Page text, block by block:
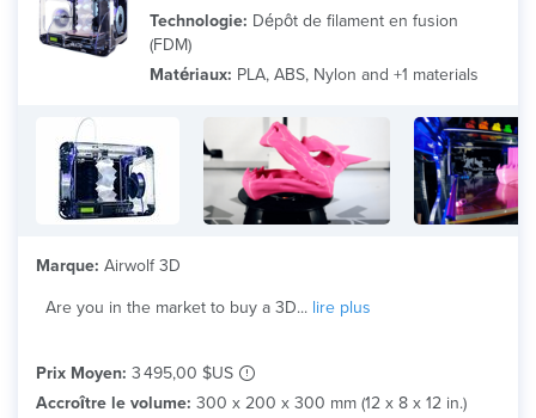
Technologie: Dépôt de filament en fusion
(FDM)
Matériaux: PLA, ABS, Nylon and +1 materials
Marque: Airwolf 3D
Are you in the market to buy a 3D... lire plus
Prix Moyen: 3 495,00 $US
Accroître le volume: 300 x 200 x 300 mm (12 x 8 x 12 in.)